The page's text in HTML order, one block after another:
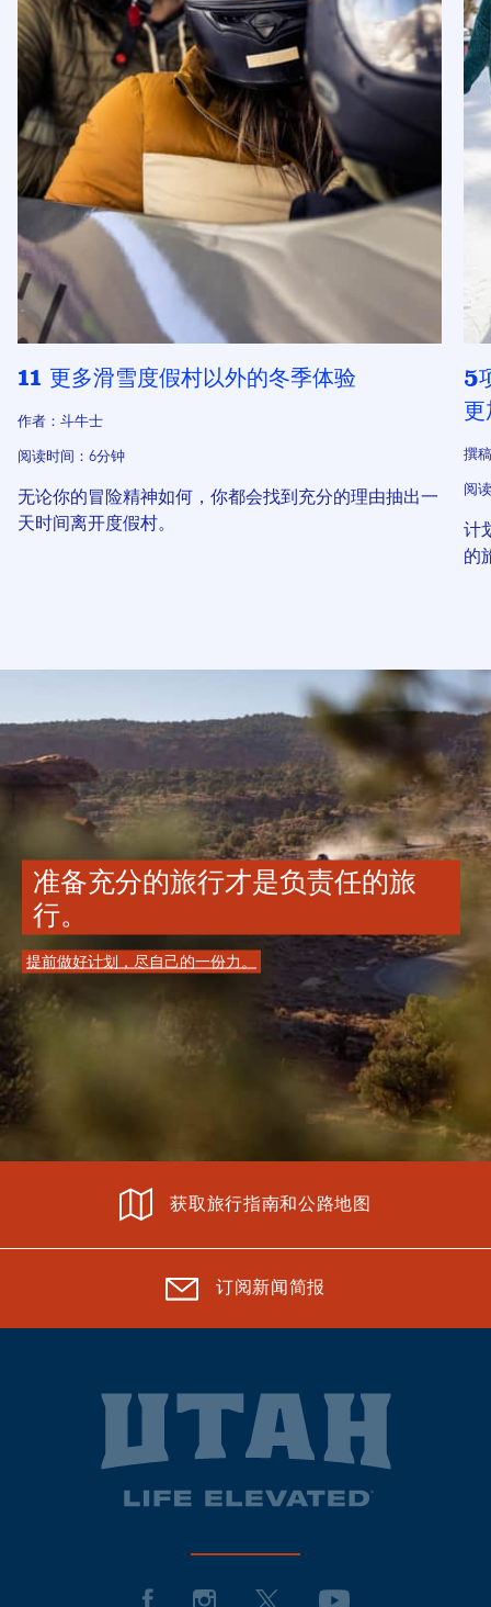
11 更多滑雪度假村以外的冬季体验
作者：斗牛士
阅读时间：6分钟
无论你的冒险精神如何，你都会找到充分的理由抽出一
天时间离开度假村。
5
撰
阅
计
的
准备充分的旅行才是负责任的旅
行。
提前做好计划，尽自己的一份力。
获取旅行指南和公路地图
订阅新闻简报